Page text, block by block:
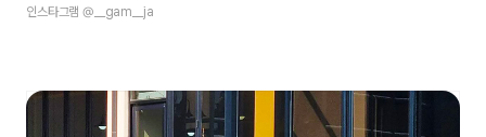
인스타그램 @__gam__ja